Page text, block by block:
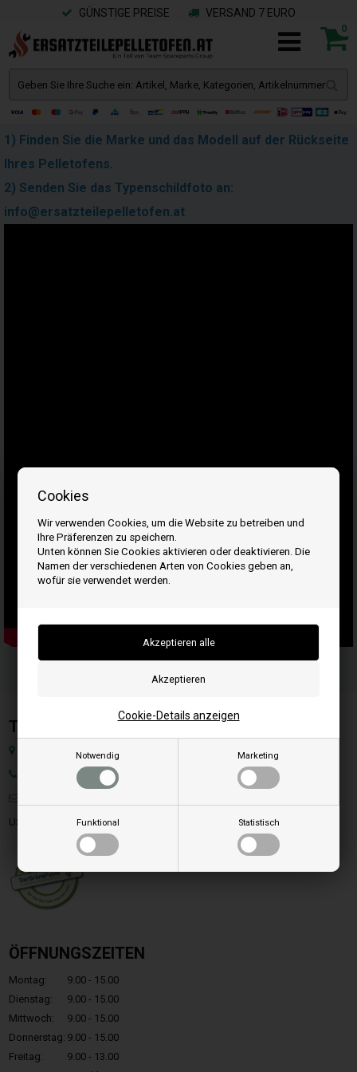
Cookies
Wir verwenden Cookies, um die Website zu betreiben und
Ihre Präferenzen zu speichern.
Unten können Sie Cookies aktivieren oder deaktivieren. Die
Namen der verschiedenen Arten von Cookies geben an,
wofür sie verwendet werden.
Notwendig Marketing
Funktional Statistisch
Cookie-Details anzeigen
GÜNSTIGE PREISE VERSAND 7 EURO
0
1) Finden Sie die Marke und das Modell auf der Rückseite
Ihres Pelletofens.
2) Senden Sie das Typenschildfoto an:
info@ersatzteilepelletofen.at
Team SpareParts Group ApS
Klejsgaardvej 19A, Dk-7130 Juelsminde, Dänemark
Tel: +49 40 299 99274
USt-IdNr. : DK-35862803
ÖFFNUNGSZEITEN
Montag:
9.00 - 15.00
Dienstag:
9.00 - 15.00
Mittwoch:
9.00 - 15.00
Donnerstag: 9.00 - 15.00
Freitag:
9.00 - 13.00